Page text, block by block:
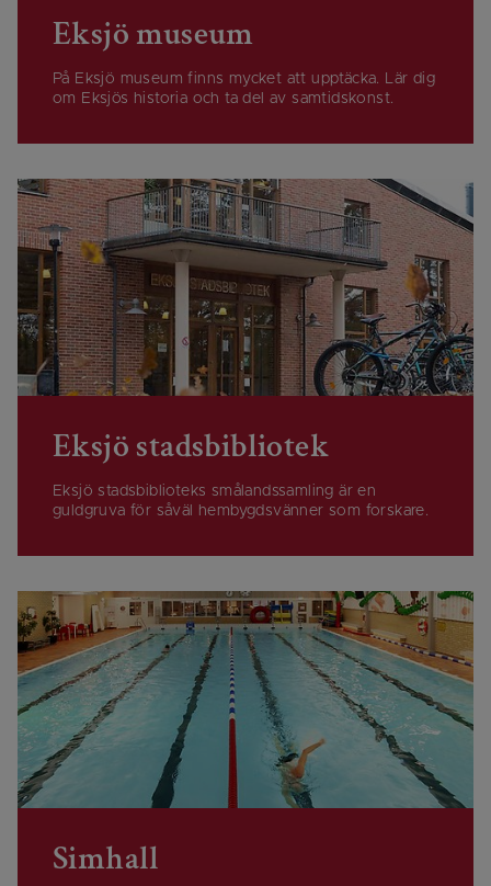
Eksjö museum
På Eksjö museum finns mycket att upptäcka. Lär dig
om Eksjös historia och ta del av samtidskonst.
Eksjö stadsbibliotek
Eksjö stadsbiblioteks smålandssamling är en
guldgruva för såväl hembygdsvänner som forskare.
Simhall